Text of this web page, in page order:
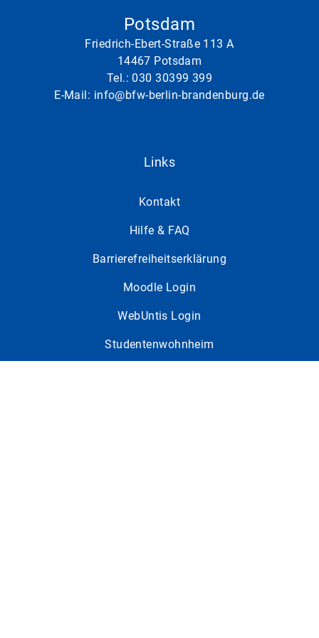
Potsdam
Friedrich-Ebert-Straße 113 A
14467 Potsdam
Tel.:030 30399 399
E-Mail: info@bfw-berlin-brandenburg.de
Links
Kontakt
Hilfe & FAQ
Barrierefreiheitserklärung
Moodle Login
WebUntis Login
Studentenwohnheim